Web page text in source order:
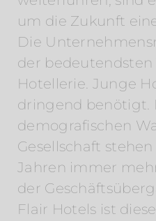
um die Zukunft
Die
der bedeutendsten
Hotellerie. Junge
dringend benötigt.
demografischen
Gesellschaft
Jahren immer
der
Flair Hotels ist